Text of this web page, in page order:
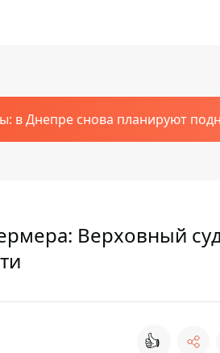
в Днепре снова планируют
Верховный
👍